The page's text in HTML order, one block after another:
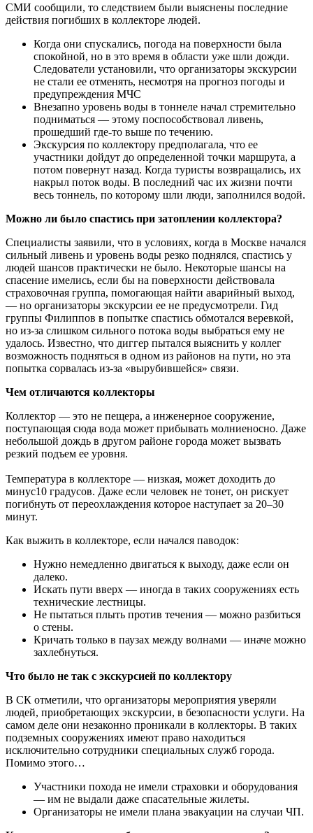
СМИ сообщили, то следствием были выяснены последние
действия погибших в коллекторе людей.
Когда они спускались, погода на поверхности была
спокойной, но в это время в области уже шли дожди.
Следователи установили, что организаторы экскурсии
не стали ее отменять, несмотря на прогноз погоды и
предупреждения МЧС
Внезапно уровень воды в тоннеле начал стремительно
подниматься — этому поспособствовал ливень,
прошедший где-то выше по течению.
Экскурсия по коллектору предполагала, что ее
участники дойдут до определенной точки маршрута, а
потом повернут назад. Когда туристы возвращались, их
накрыл поток воды. В последний час их жизни почти
весь тоннель, по которому шли люди, заполнился водой.
Можно ли было спастись при затоплении коллектора?
Специалисты заявили, что в условиях, когда в Москве начался
сильный ливень и уровень воды резко поднялся, спастись у
людей шансов практически не было. Некоторые шансы на
спасение имелись, если бы на поверхности действовала
страховочная группа, помогающая найти аварийный выход,
— но организаторы экскурсии ее не предусмотрели. Гид
группы Филиппов в попытке спастись обмотался веревкой,
но из-за слишком сильного потока воды выбраться ему не
удалось. Известно, что диггер пытался выяснить у коллег
возможность подняться в одном из районов на пути, но эта
попытка сорвалась из-за «вырубившейся» связи.
Чем отличаются коллекторы
Коллектор — это не пещера, а инженерное сооружение,
поступающая сюда вода может прибывать молниеносно. Даже
небольшой дождь в другом районе города может вызвать
резкий подъем ее уровня.
Температура в коллекторе — низкая, может доходить до
минус10 градусов. Даже если человек не тонет, он рискует
погибнуть от переохлаждения которое наступает за 20–30
минут.
Как выжить в коллекторе, если начался паводок:
Нужно немедленно двигаться к выходу, даже если он
далеко.
Искать пути вверх — иногда в таких сооружениях есть
технические лестницы.
Не пытаться плыть против течения — можно разбиться
о стены.
Кричать только в паузах между волнами — иначе можно
захлебнуться.
Что было не так с экскурсией по коллектору
В СК отметили, что организаторы мероприятия уверяли
людей, приобретающих экскурсии, в безопасности услуги. На
самом деле они незаконно проникали в коллекторы. В таких
подземных сооружениях имеют право находиться
исключительно сотрудники специальных служб города.
Помимо этого…
Участники похода не имели страховки и оборудования
— им не выдали даже спасательные жилеты.
Организаторы не имели плана эвакуации на случаи ЧП.